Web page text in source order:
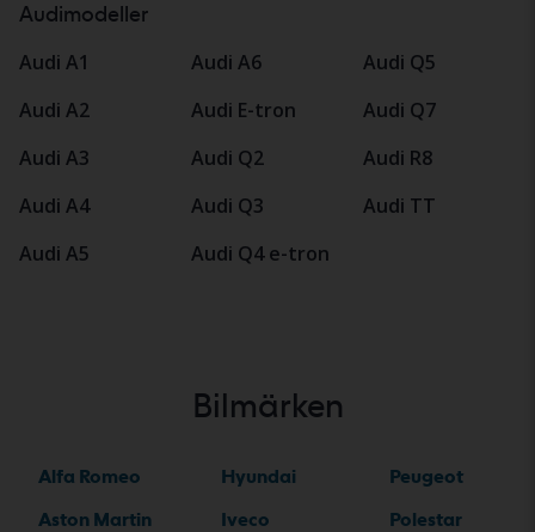
Audimodeller
Audi A1
Audi A2
Audi A3
Audi A4
Audi A5
Audi A6
Audi E-tron
Audi Q2
Audi Q3
Audi Q4 e-tron
Audi Q5
Audi Q7
Audi R8
Audi TT
Bilmärken
Alfa Romeo
Aston Martin
Hyundai
Iveco
Peugeot
Polestar